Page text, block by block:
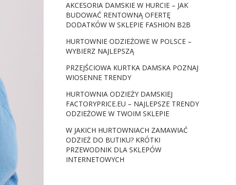
AKCESORIA DAMSKIE W HURCIE – JAK
BUDOWAĆ RENTOWNĄ OFERTĘ
DODATKÓW W SKLEPIE FASHION B2B
HURTOWNIE ODZIEŻOWE W POLSCE –
WYBIERZ NAJLEPSZĄ
PRZEJŚCIOWA KURTKA DAMSKA POZNAJ
WIOSENNE TRENDY
HURTOWNIA ODZIEŻY DAMSKIEJ
FACTORYPRICE.EU – NAJLEPSZE TRENDY
ODZIEŻOWE W TWOIM SKLEPIE
W JAKICH HURTOWNIACH ZAMAWIAĆ
ODZIEŻ DO BUTIKU? KRÓTKI
PRZEWODNIK DLA SKLEPÓW
INTERNETOWYCH